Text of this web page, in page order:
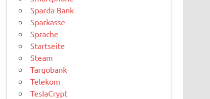
Sparda Bank
Sparkasse
Sprache
Startseite
Steam
Targobank
Telekom
TeslaCrypt